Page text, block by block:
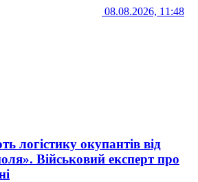
08.08.2026, 11:48
логістику окупантів від
Військовий експерт про